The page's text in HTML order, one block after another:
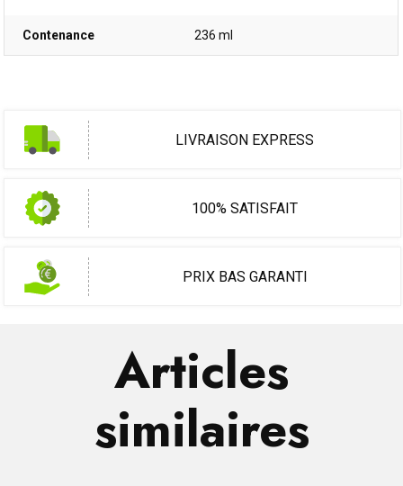
Contenance 236 ml
LIVRAISON EXPRESS
100% SATISFAIT
PRIX BAS GARANTI
Articles
similaires